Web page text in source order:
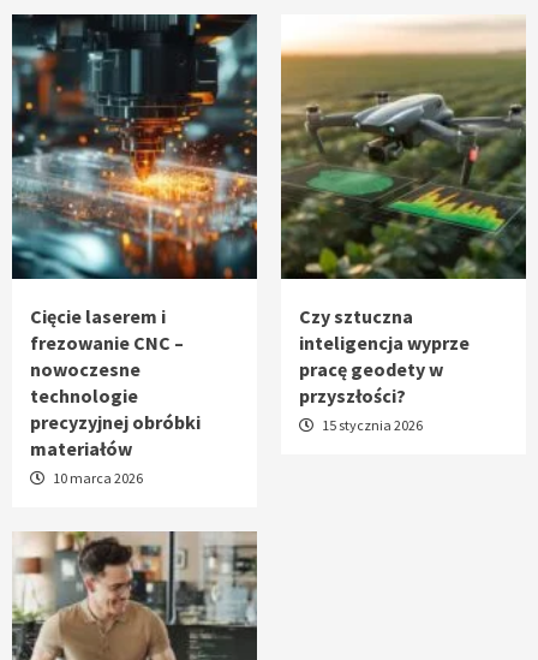
Cięcie laserem i
frezowanie CNC –
nowoczesne
technologie
precyzyjnej obróbki
materiałów
10 marca 2026
Czy sztuczna
inteligencja wyprze
pracę geodety w
przyszłości?
15 stycznia 2026